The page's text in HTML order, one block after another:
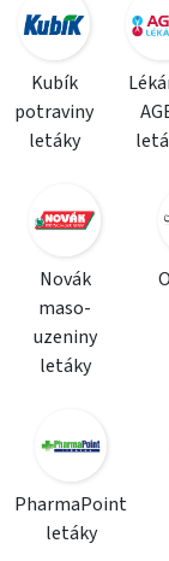
Kubík
potraviny
letáky
Novák
maso-
uzeniny
letáky
PharmaPoint
letáky